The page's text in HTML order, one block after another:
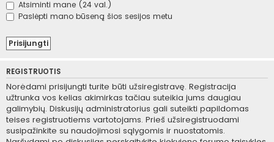
Atsiminti mane (24 val.)
Paslėpti mano būseną šios sesijos metu
REGISTRUOTIS
Norėdami prisijungti turite būti užsiregistravę. Registracija
užtrunka vos kelias akimirkas tačiau suteikia jums daugiau
galimybių. Diskusijų administratorius gali suteikti papildomas
teises registruotiems vartotojams. Prieš užsiregistruodami
susipažinkite su naudojimosi sąlygomis ir nuostatomis.